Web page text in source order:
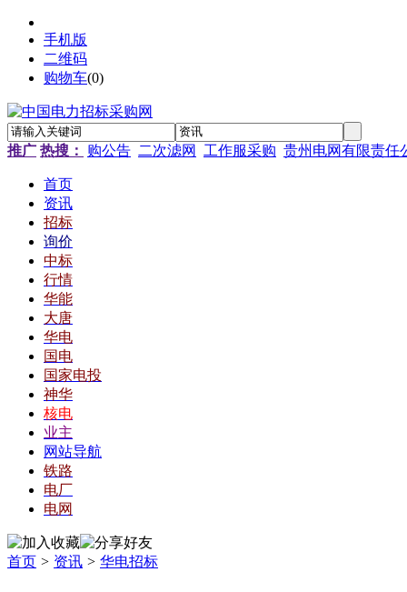
手机版
二维码
购物车(0)
推广 热搜： 购公告 二次滤网 工作服采购 贵州电网有限责任
首页
资讯
招标
询价
中标
行情
华能
大唐
华电
国电
国家电投
神华
核电
业主
网站导航
铁路
电厂
电网
首页 > 资讯 > 华电招标